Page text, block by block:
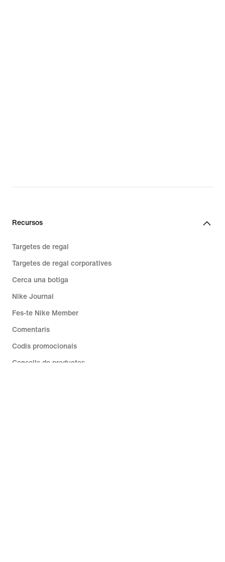
Recursos
Targetes de regal
Targetes de regal corporatives
Cerca una botiga
Nike Journal
Fes-te Nike Member
Comentaris
Codis promocionals
Consells de productes